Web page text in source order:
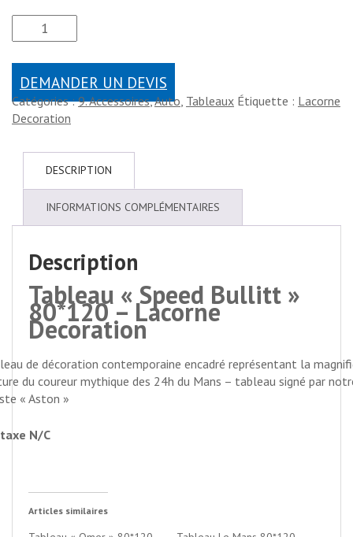
DEMANDER UN DEVIS
Catégories :9. Accessoires,Auto, Tableaux Étiquette : Lacorne
Decoration
DESCRIPTION
INFORMATIONS COMPLÉMENTAIRES
Description
Tableau « Speed Bullitt »
80*120 – Lacorne
Decoration
de décoration contemporaine encadré représentant la
du coureur mythique des 24h du Mans – tableau signé par
« Aston »
N/C
Articles similaires